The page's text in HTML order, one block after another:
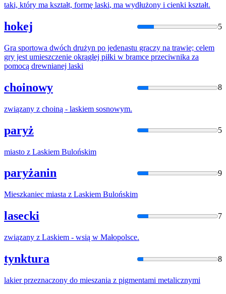
taki, który ma kształt, formę laski, ma wydłużony i cienki kształt.
hokej 5
Gra sportowa dwóch drużyn po jedenastu graczy na trawie; celem
gry jest umieszczenie okrągłej piłki w bramce przeciwnika za
pomocą drewnianej laski
choinowy 8
związany z choiną - laskiem sosnowym.
paryż 5
miasto z Laskiem Bulońskim
paryżanin 9
Mieszkaniec miasta z Laskiem Bulońskim
lasecki 7
związany z Laskiem - wsią w Małopolsce.
tynktura 8
lakier przeznaczony do mieszania z pigmentami metalicznymi